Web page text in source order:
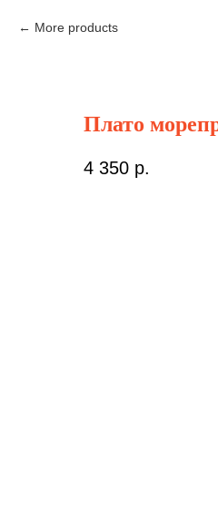
More products
Плато
4 350 р.